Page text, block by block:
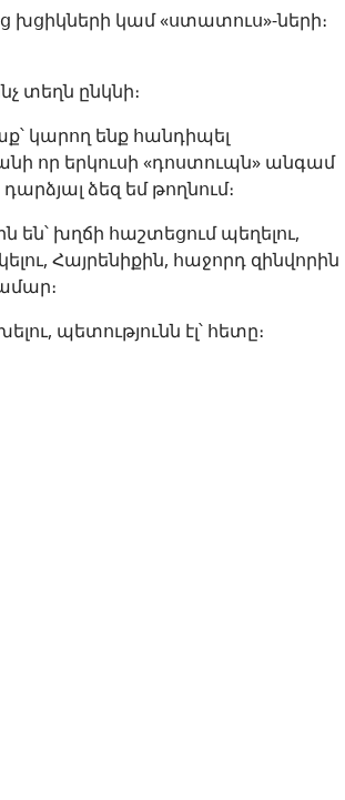
խցիկների կամ «ստատուս»-ների։
տեղն ընկնի։
կարող ենք հանդիպել
որ երկուսի «դոստուպն» անգամ
ձեզ եմ թողնում։
խղճի հաշտեցում պեղելու,
Հայրենիքին, հաջորդ զինվորին
պետությունն էլ՝ հետը։